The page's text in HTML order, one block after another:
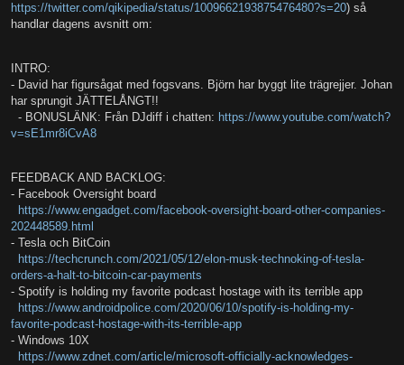
https://twitter.com/qikipedia/status/1009662193875476480?s=20) så
handlar dagens avsnitt om:
INTRO:
- David har figursågat med fogsvans. Björn har byggt lite trägrejjer. Johan
har sprungit JÄTTELÅNGT!!
- BONUSLÄNK: Från DJdiff i chatten: https://www.youtube.com/watch?
v=sE1mr8iCvA8
FEEDBACK AND BACKLOG:
- Facebook Oversight board
https://www.engadget.com/facebook-oversight-board-other-companies-
202448589.html
- Tesla och BitCoin
https://techcrunch.com/2021/05/12/elon-musk-technoking-of-tesla-
orders-a-halt-to-bitcoin-car-payments
- Spotify is holding my favorite podcast hostage with its terrible app
https://www.androidpolice.com/2020/06/10/spotify-is-holding-my-
favorite-podcast-hostage-with-its-terrible-app
- Windows 10X
https://www.zdnet.com/article/microsoft-officially-acknowledges-